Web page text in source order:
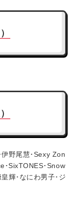
野尾慧･Sexy Zon
･SixTONES･Snow
輝･なにわ男子･ジ